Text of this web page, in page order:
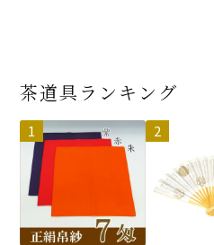
茶道具ランキング